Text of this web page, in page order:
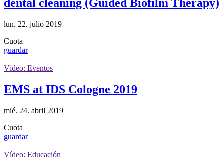
dental cleaning (Guided Biofilm Therapy)
lun. 22. julio 2019
Cuota
guardar
Vídeo: Eventos
EMS at IDS Cologne 2019
mié. 24. abril 2019
Cuota
guardar
Vídeo: Educación